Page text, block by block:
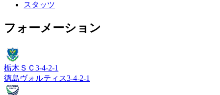
スタッツ
フォーメーション
栃木ＳＣ 3-4-2-1
徳島ヴォルティス3-4-2-1